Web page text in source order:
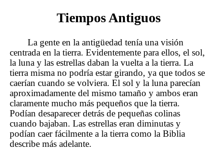
Tiempos Antiguos
La gente en la antigüedad tenía una visión
centrada en la tierra. Evidentemente para ellos, el sol,
la luna y las estrellas daban la vuelta a la tierra. La
tierra misma no podría estar girando, ya que todos se
caerían cuando se volviera. El sol y la luna parecían
aproximadamente del mismo tamaño y ambos eran
claramente mucho más pequeños que la tierra.
Podían desaparecer detrás de pequeñas colinas
cuando bajaban. Las estrellas eran diminutas y
podían caer fácilmente a la tierra como la Biblia
describe más adelante.